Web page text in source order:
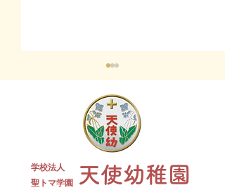
夏祭り 全学年
学校法人
​聖トマ学園
天使幼稚園